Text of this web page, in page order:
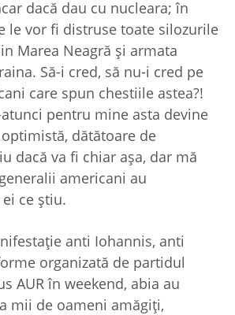
dacă dau cu nucleara; în
le vor fi distruse toate silozurile
Marea Neagră şi armata
Să-i cred, să nu-i cred pe
care spun chestiile astea?!
pentru mine asta devine
dătătoare de
dacă va fi chiar aşa, dar mă
americani au
ce ştiu.
anti Iohannis, anti
organizată de partidul
AUR în weekend, abia au
mii de oameni amăgiţi,